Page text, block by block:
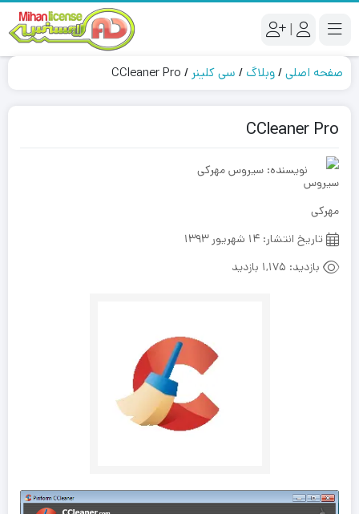
|
صفحه اصلی/وبلاگ / سی کلینر /
CCleaner Pro
CCleaner Pro
نویسنده: سیروس مهرکی
تاریخ انتشار: 14 شهریور 1393
بازدید: 1,175 بازدید